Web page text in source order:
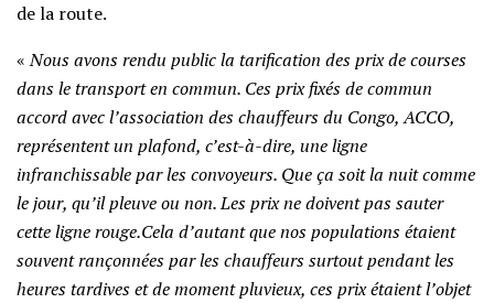
de la route.
«Nous avons rendu public la tarification des prix de courses
dans le transport en commun. Ces prix fixés de commun
accord avec l’association des chauffeurs du Congo, ACCO,
représentent un plafond, c’est-à-dire, une ligne
infranchissable par les convoyeurs. Que ça soit la nuit comme
le jour, qu’il pleuve ou non. Les prix ne doivent pas sauter
cette ligne rouge.Cela d’autant que nos populations étaient
souvent rançonnées par les chauffeurs surtout pendant les
heures tardives et de moment pluvieux, ces prix étaient l’objet